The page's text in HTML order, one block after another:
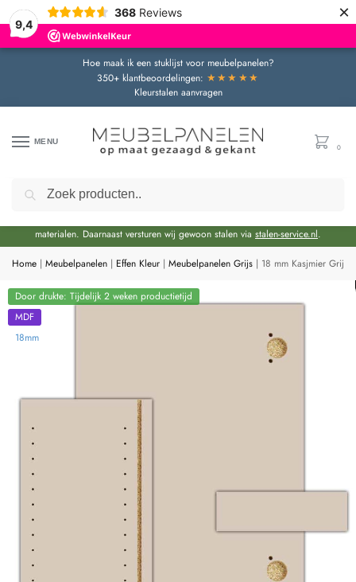
9,4
368 Reviews ×
Hoe maak ik een stuklijst voor meubelpanelen?
350+ klantbeoordelingen: ★★★★★
Kleurstalen aanvragen
MENU
0
Door de bouwvakperiode geldt momenteel een extra levertijd van circa 3 weken
materialen. Daarnaast versturen wij gewoon stalen via stalen-service.nl.
Home | Meubelpanelen | Effen Kleur | Meubelpanelen Grijs | 18 mm Kasjmier Grijs
Door drukte: Tijdelijk 2 weken productietijd
MDF
18mm